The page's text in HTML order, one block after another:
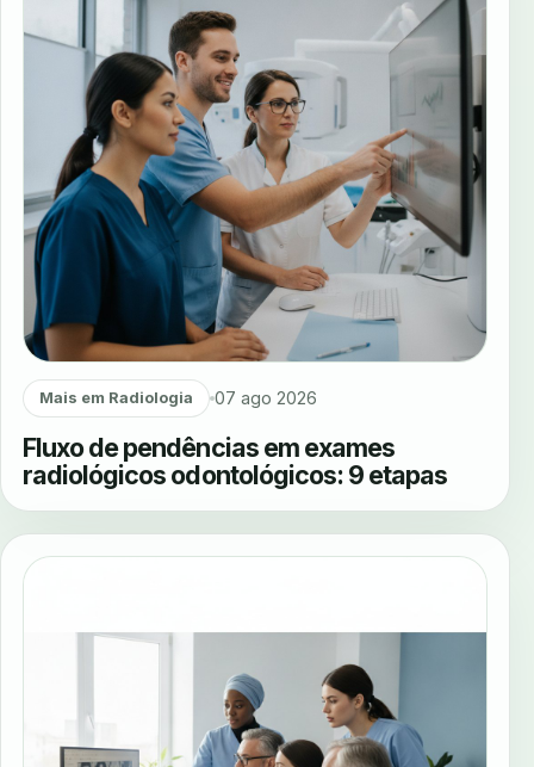
Mais em Radiologia 07 ago 2026
Fluxo de pendências em exames
radiológicos odontológicos: 9 etapas